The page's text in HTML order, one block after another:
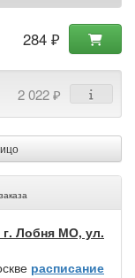
284 ₽
2 022 ₽
г. Лобня МО, ул.
расписание